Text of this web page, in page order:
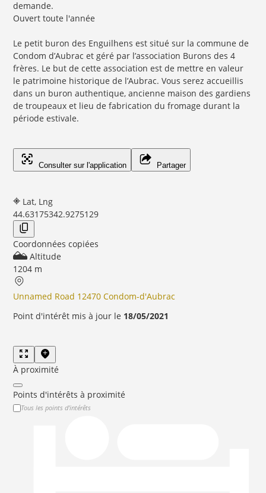
demande.
Ouvert toute l'année
Le petit buron des Enguilhens est situé sur la commune de
Condom d’Aubrac et géré par l’association Burons des 4
frères. Le but de cette association est de mettre en valeur
le patrimoine historique de l’Aubrac. Vous serez accueillis
dans un buron authentique, ancienne maison des gardiens
de troupeaux et lieu de fabrication du fromage durant la
période estivale.
Consulter sur l'application Partager
Lat, Lng
44.63175342.9275129
Coordonnées copiées
Altitude
1204 m
Unnamed Road 12470 Condom-d'Aubrac
Point d'intérêt mis à jour le 18/05/2021
À proximité
Points d'intérêts à proximité
Tous les points d'intérêts